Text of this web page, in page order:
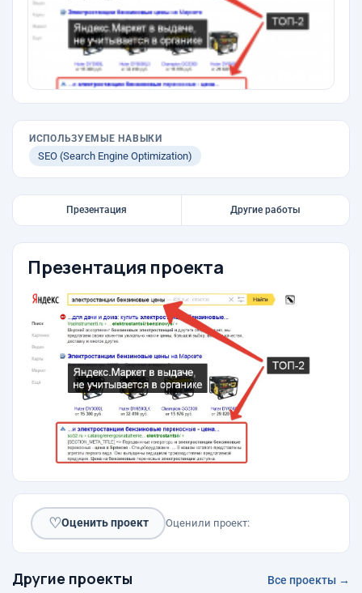
ИСПОЛЬЗУЕМЫЕ НАВЫКИ
SEO (Search Engine Optimization)
Презентация Другие работы
Презентация проекта
♡Оценить проект Оценили проект:
Другие проекты Все проекты →